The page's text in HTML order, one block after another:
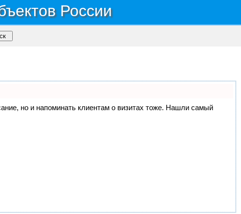
России
но и напоминать клиентам о визитах тоже. Нашли самый